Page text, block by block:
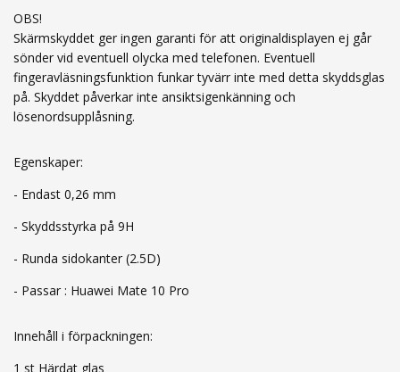
OBS!
Skärmskyddet ger ingen garanti för att originaldisplayen ej går
sönder vid eventuell olycka med telefonen. Eventuell
fingeravläsningsfunktion funkar tyvärr inte med detta skyddsglas
på. Skyddet påverkar inte ansiktsigenkänning och
lösenordsupplåsning.
Egenskaper:
- Endast 0,26 mm
- Skyddsstyrka på 9H
- Runda sidokanter (2.5D)
- Passar : Huawei Mate 10 Pro
Innehåll i förpackningen:
1 st Härdat glas